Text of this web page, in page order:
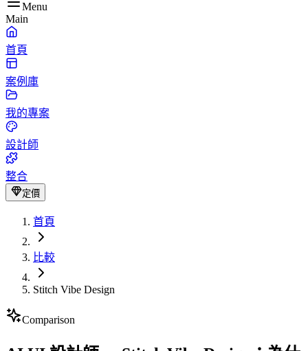
Menu
Main
首頁
案例庫
我的專案
設計師
整合
定價
首頁
比較
Stitch Vibe Design
Comparison